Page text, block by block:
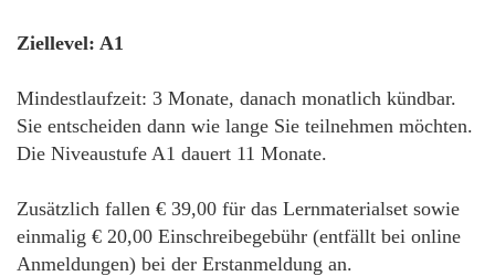
Ziellevel: A1
Mindestlaufzeit: 3 Monate, danach monatlich kündbar.
Sie entscheiden dann wie lange Sie teilnehmen möchten.
Die Niveaustufe A1 dauert 11 Monate.
Zusätzlich fallen € 39,00 für das Lernmaterialset sowie
einmalig € 20,00 Einschreibegebühr (entfällt bei online
Anmeldungen) bei der Erstanmeldung an.